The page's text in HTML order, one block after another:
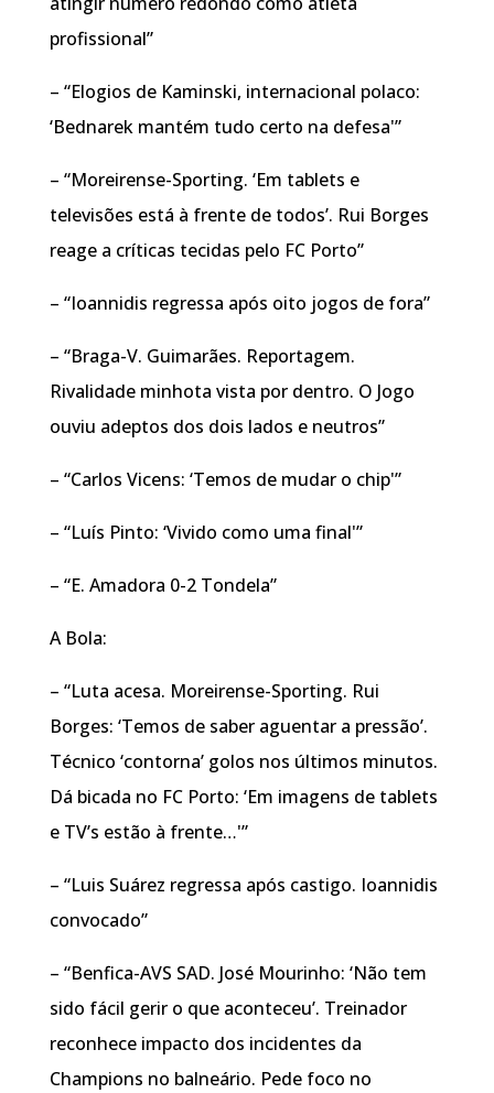
profissional”
– “Elogios de Kaminski, internacional polaco:
‘Bednarek mantém tudo certo na defesa'”
– “Moreirense-Sporting. ‘Em tablets e
televisões está à frente de todos’. Rui Borges
reage a críticas tecidas pelo FC Porto”
– “Ioannidis regressa após oito jogos de fora”
– “Braga-V. Guimarães. Reportagem.
Rivalidade minhota vista por dentro. O Jogo
ouviu adeptos dos dois lados e neutros”
– “Carlos Vicens: ‘Temos de mudar o chip'”
– “Luís Pinto: ‘Vivido como uma final'”
– “E. Amadora 0-2 Tondela”
A Bola:
– “Luta acesa. Moreirense-Sporting. Rui
Borges: ‘Temos de saber aguentar a pressão’.
Técnico ‘contorna’ golos nos últimos minutos.
Dá bicada no FC Porto: ‘Em imagens de tablets
e TV’s estão à frente…'”
– “Luis Suárez regressa após castigo. Ioannidis
convocado”
– “Benfica-AVS SAD. José Mourinho: ‘Não tem
sido fácil gerir o que aconteceu’. Treinador
reconhece impacto dos incidentes da
Champions no balneário. Pede foco no